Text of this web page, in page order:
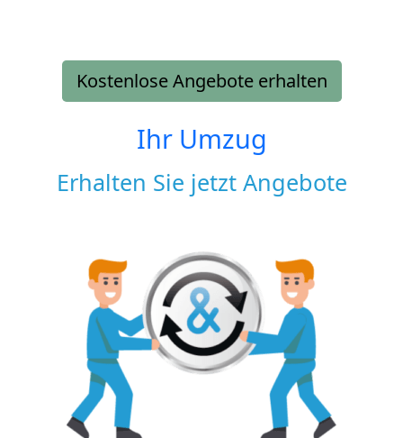
Kostenlose Angebote erhalten
Ihr Umzug
Erhalten Sie jetzt Angebote